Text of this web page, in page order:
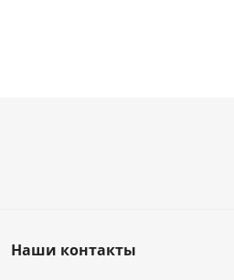
Наши контакты